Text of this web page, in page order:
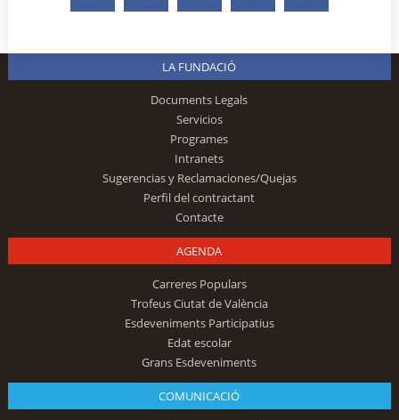
LA FUNDACIÓ
Documents Legals
Servicios
Programes
Intranets
Sugerencias y Reclamaciones/Quejas
Perfil del contractant
Contacte
AGENDA
Carreres Populars
Trofeus Ciutat de València
Esdeveniments Participatius
Edat escolar
Grans Esdeveniments
COMUNICACIÓ